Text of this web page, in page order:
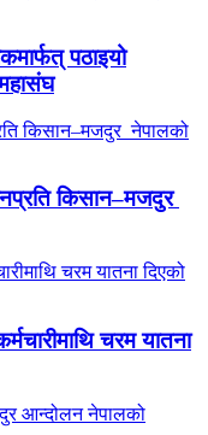
पठाइयो
किसान–मजदुर
चरम यातना